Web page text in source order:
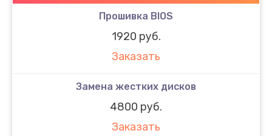
Прошивка BIOS
1920 руб.
Заказать
Замена жестких дисков
4800 руб.
Заказать